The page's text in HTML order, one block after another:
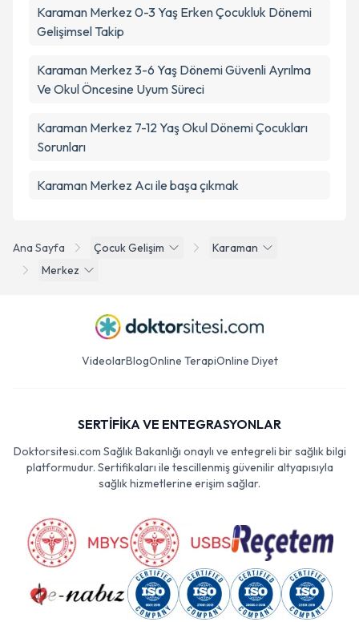
Ana Sayfa Çocuk Gelişim
Karaman
Merkez
Karaman Merkez 0-3 Yaş Erken Çocukluk Dönemi
Gelişimsel Takip
Karaman Merkez 3-6 Yaş Dönemi Güvenli Ayrılma
Ve Okul Öncesine Uyum Süreci
Karaman Merkez 7-12 Yaş Okul Dönemi Çocukları
Sorunları
Karaman Merkez Acı ile başa çıkmak
VideolarBlogOnline TerapiOnline Diyet
SERTİFİKA VE ENTEGRASYONLAR
Doktorsitesi.com Sağlık Bakanlığı onaylı ve entegreli bir sağlık bilgi
platformudur. Sertifikaları ile tescillenmiş güvenilir altyapısıyla
sağlık hizmetlerine erişim sağlar.